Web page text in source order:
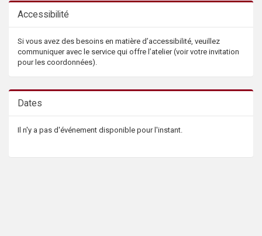
Accessibilité
Si vous avez des besoins en matière d’accessibilité, veuillez
communiquer avec le service qui offre l’atelier (voir votre invitation
pour les coordonnées).
Dates
Il n'y a pas d'événement disponible pour l'instant.